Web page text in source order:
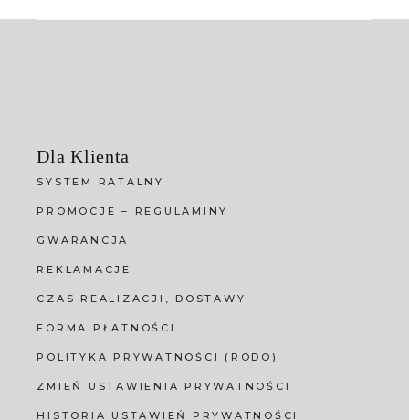
Dla Klienta
SYSTEM RATALNY
PROMOCJE – REGULAMINY
GWARANCJA
REKLAMACJE
CZAS REALIZACJI, DOSTAWY
FORMA PŁATNOŚCI
POLITYKA PRYWATNOŚCI (RODO)
ZMIEŃ USTAWIENIA PRYWATNOŚCI
HISTORIA USTAWIEŃ PRYWATNOŚCI